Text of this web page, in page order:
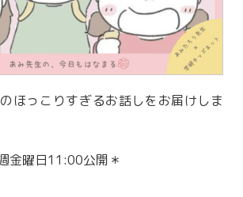
ほっこりすぎるお話しをお届けしま
11:00公開＊